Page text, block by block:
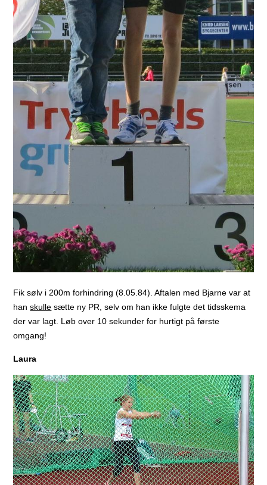
Fik sølv i 200m forhindring (8.05.84). Aftalen med Bjarne var at
hanskulle sætte ny PR, selv om han ikke fulgte det tidsskema
der var lagt. Løb over 10 sekunder for hurtigt på første
omgang!
Laura